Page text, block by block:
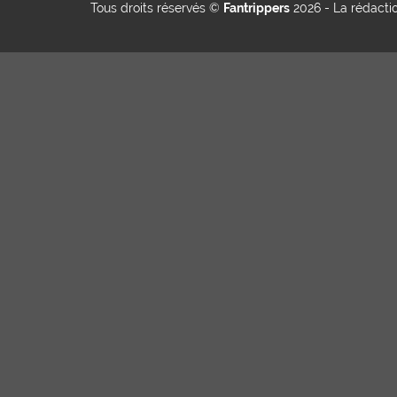
Tous droits réservés © Fantrippers 2026 - La